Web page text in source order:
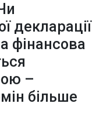
декларації
фінансова
–
більше